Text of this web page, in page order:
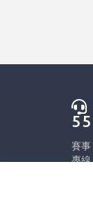
賽
專線